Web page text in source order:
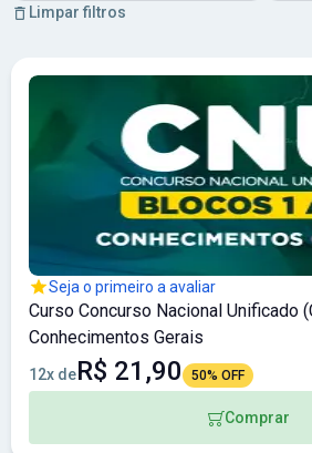
Limpar filtros
Seja o primeiro a avaliar
Curso Concurso Nacional Unificado
Conhecimentos Gerais
12x deR$ 21,90 50% OFF
Comprar